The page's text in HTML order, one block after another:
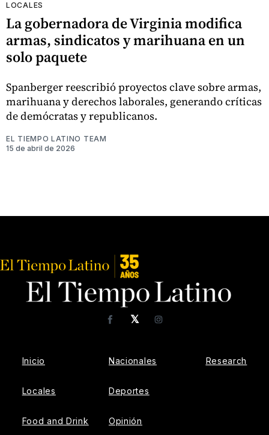
LOCALES
La gobernadora de Virginia modifica
armas, sindicatos y marihuana en un
solo paquete
Spanberger reescribió proyectos clave sobre armas,
marihuana y derechos laborales, generando críticas
de demócratas y republicanos.
EL TIEMPO LATINO TEAM
15 de abril de 2026
𝕏
FacebookInstagram
Inicio
Locales
Food and Drink
Nacionales
Deportes
Opinión
Research